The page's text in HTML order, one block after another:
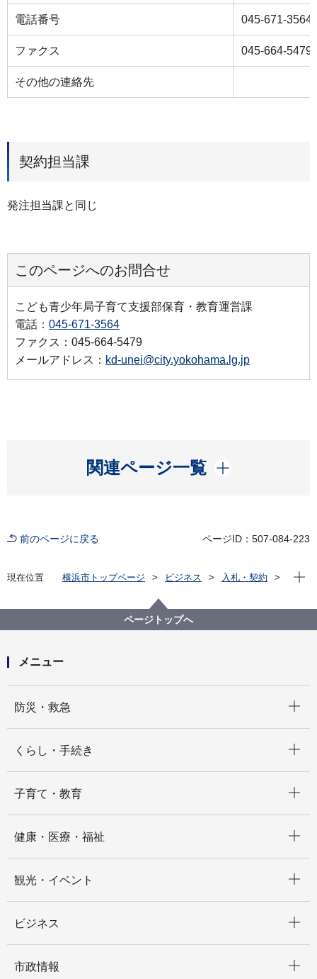
電話番号 045-671-3564
ファクス 045-664-5479
その他の連絡先
契約担当課
発注担当課と同じ
このページへのお問合せ
こども青少年局子育て支援部保育・教育運営課
電話： 045-671-3564
ファクス：045-664-5479
メールアドレス： kd-unei@city.yokohama.lg.jp
関連ページ一覧
開く
前のページに戻る ページID：507-084-223
現在位置 横浜市トップページ ビジネス
入札・契約
【令和２年度公募型プロポーザル】認可外保育施設
（居宅訪問型）事業者に対する集団指導研修業務委託
現在
ページトップへ
メニュー
防災・救急
くらし・手続き
子育て・教育
健康・医療・福祉
観光・イベント
ビジネス
市政情報